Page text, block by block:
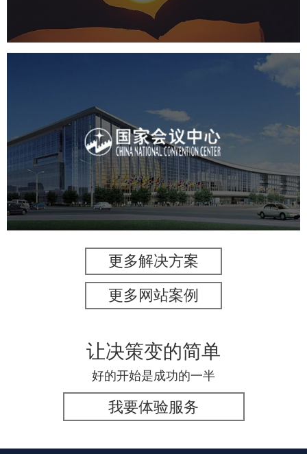
国家会议中心
专业服务 网站建设 网站设计
更多解决方案
更多网站案例
让决策变的简单
好的开始是成功的一半
我要体验服务